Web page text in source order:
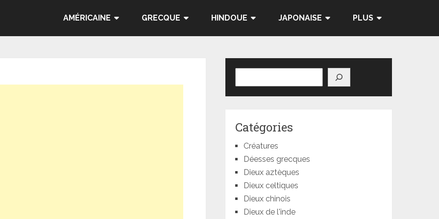
AMÉRICAINE GRECQUE HINDOUE JAPONAISE PLUS
Catégories
Créatures
Déesses grecques
Dieux aztèques
Dieux celtiques
Dieux chinois
Dieux de l'inde